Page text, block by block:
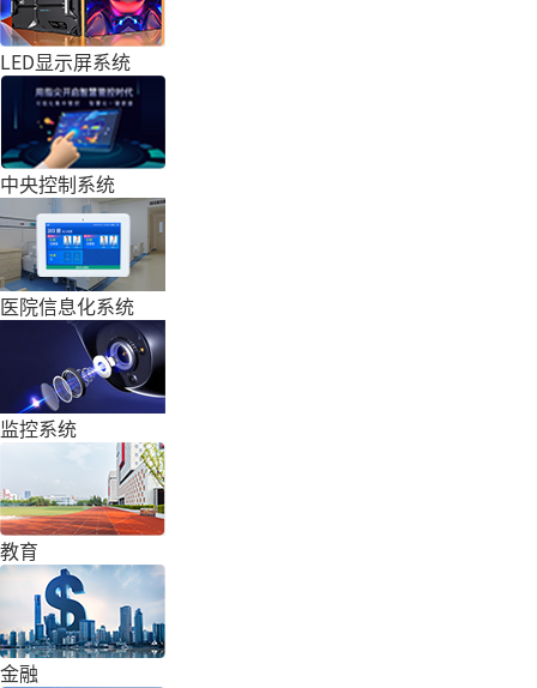
LED显示屏系统
中央控制系统
医院信息化系统
监控系统
教育
金融